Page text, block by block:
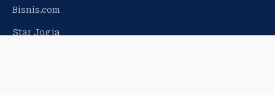
Bisnis.com
Star Jogja